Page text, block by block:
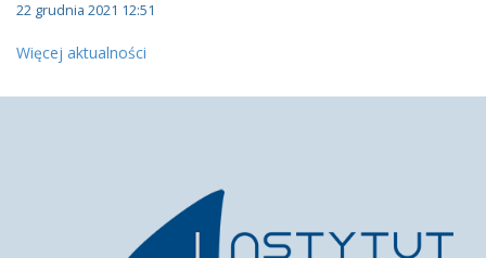
22 grudnia 2021 12:51
Więcej aktualności